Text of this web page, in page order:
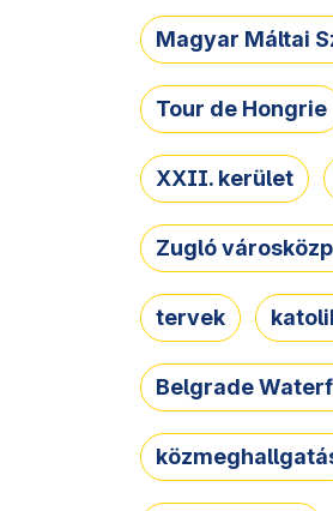
Magyar Máltai
Tour de Hongrie
XXII. kerület
Zugló
tervek
Belgrade